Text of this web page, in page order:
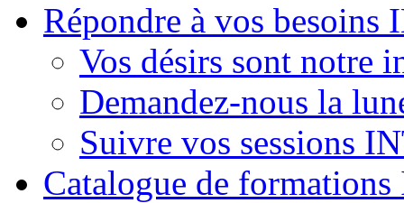
Répondre à vos besoins
Vos désirs sont notre
Demandez-nous la
Suivre vos sessions
Catalogue de